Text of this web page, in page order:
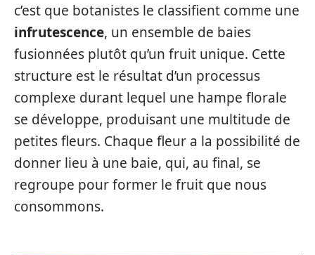
c’est que botanistes le classifient comme une
infrutescence, un ensemble de baies
fusionnées plutôt qu’un fruit unique. Cette
structure est le résultat d’un processus
complexe durant lequel une hampe florale
se développe, produisant une multitude de
petites fleurs. Chaque fleur a la possibilité de
donner lieu à une baie, qui, au final, se
regroupe pour former le fruit que nous
consommons.